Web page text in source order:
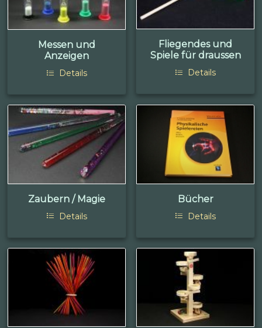
Messen und
Anzeigen
Details
Fliegendes und
Spiele für draussen
Details
Zaubern / Magie
Details
Bücher
Details